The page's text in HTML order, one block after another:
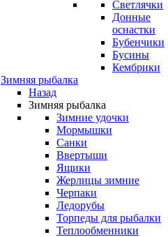
Светлячки
Донные
оснастки
Бубенчики
Бусины
Кембрики
Зимняя рыбалка
Назад
Зимняя рыбалка
Зимние удочки
Мормышки
Санки
Ввертыши
Ящики
Жерлицы зимние
Черпаки
Ледорубы
Торпеды для рыбалки
Теплообменники